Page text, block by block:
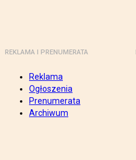
REKLAMA I PRENUMERATA
Reklama
Ogłoszenia
Prenumerata
Archiwum